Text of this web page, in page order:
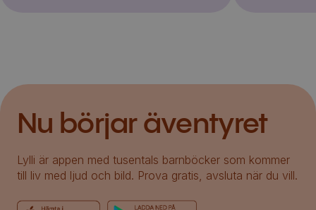
Nu börjar äventyret
Lylli är appen med tusentals barnböcker som kommer
till liv med ljud och bild. Prova gratis, avsluta när du vill.